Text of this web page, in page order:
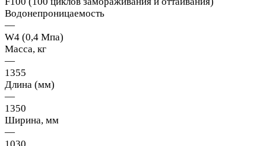
Водонепроницаемость
—
W4 (0,4 Мпа)
Масса, кг
—
1355
Длина (мм)
—
1350
Ширина, мм
—